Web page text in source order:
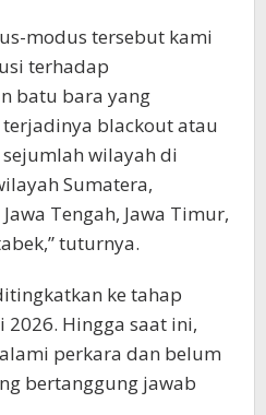
modus tersebut kami
terhadap
batu bara yang
blackout atau
wilayah di
Sumatera,
Tengah, Jawa Timur,
tuturnya.
ke tahap
2026. Hingga saat ini,
perkara dan belum
bertanggung jawab